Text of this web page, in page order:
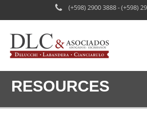
(+598) 2900 3888 - (+598)
HOME
RESOURCES